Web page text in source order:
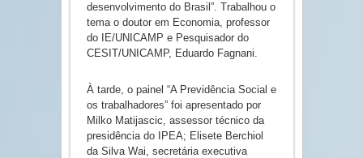
desenvolvimento do Brasil”. Trabalhou o
tema o doutor em Economia, professor
do IE/UNICAMP e Pesquisador do
CESIT/UNICAMP, Eduardo Fagnani.
À tarde, o painel “A Previdência Social e
os trabalhadores” foi apresentado por
Milko Matijascic, assessor técnico da
presidência do IPEA; Elisete Berchiol
da Silva Wai, secretária executiva